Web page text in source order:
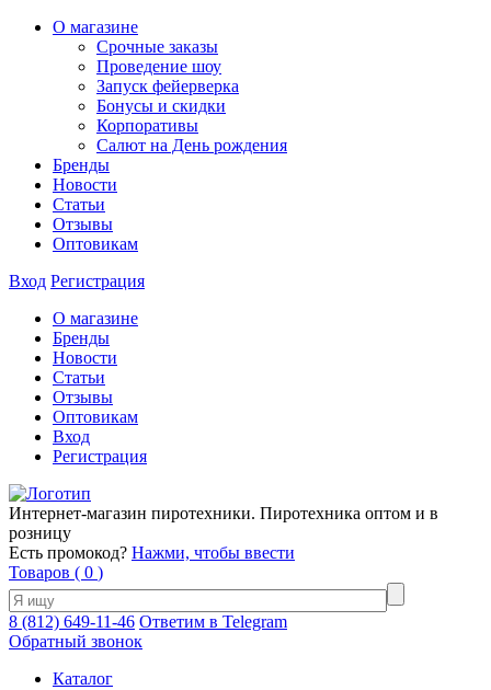
О магазине
Срочные заказы
Проведение шоу
Запуск фейерверка
Бонусы и скидки
Корпоративы
Салют на День рождения
Бренды
Новости
Статьи
Отзывы
Оптовикам
Вход Регистрация
О магазине
Бренды
Новости
Статьи
Отзывы
Оптовикам
Вход
Регистрация
Интернет-магазин пиротехники. Пиротехника оптом и в
розницу
Есть промокод? Нажми, чтобы ввести
Товаров ( 0 )
8 (812) 649-11-46 Ответим в Telegram
Обратный звонок
Каталог